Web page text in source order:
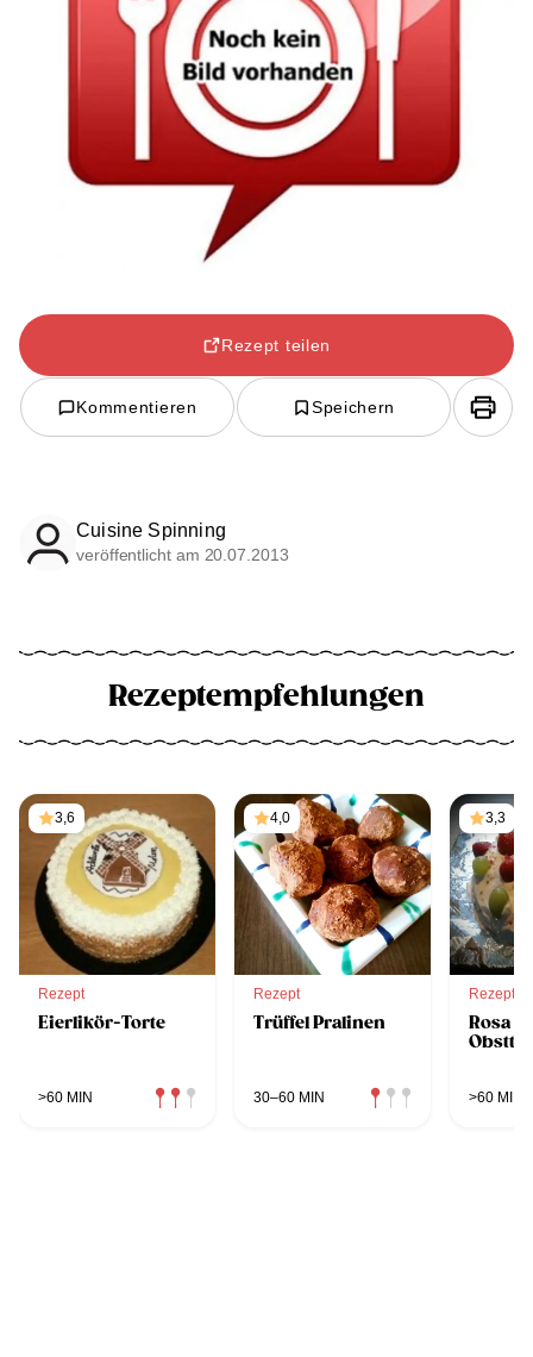
Rezept teilen
Kommentieren Speichern
Cuisine Spinning
veröffentlicht am 20.07.2013
Rezeptempfehlungen
3,6
Rezept
Eierlikör-Torte
>60 MIN
4,0
Rezept
Trüffel Pralinen
30–60 MIN
3,3
Rezept
Rosa
>60 MIN